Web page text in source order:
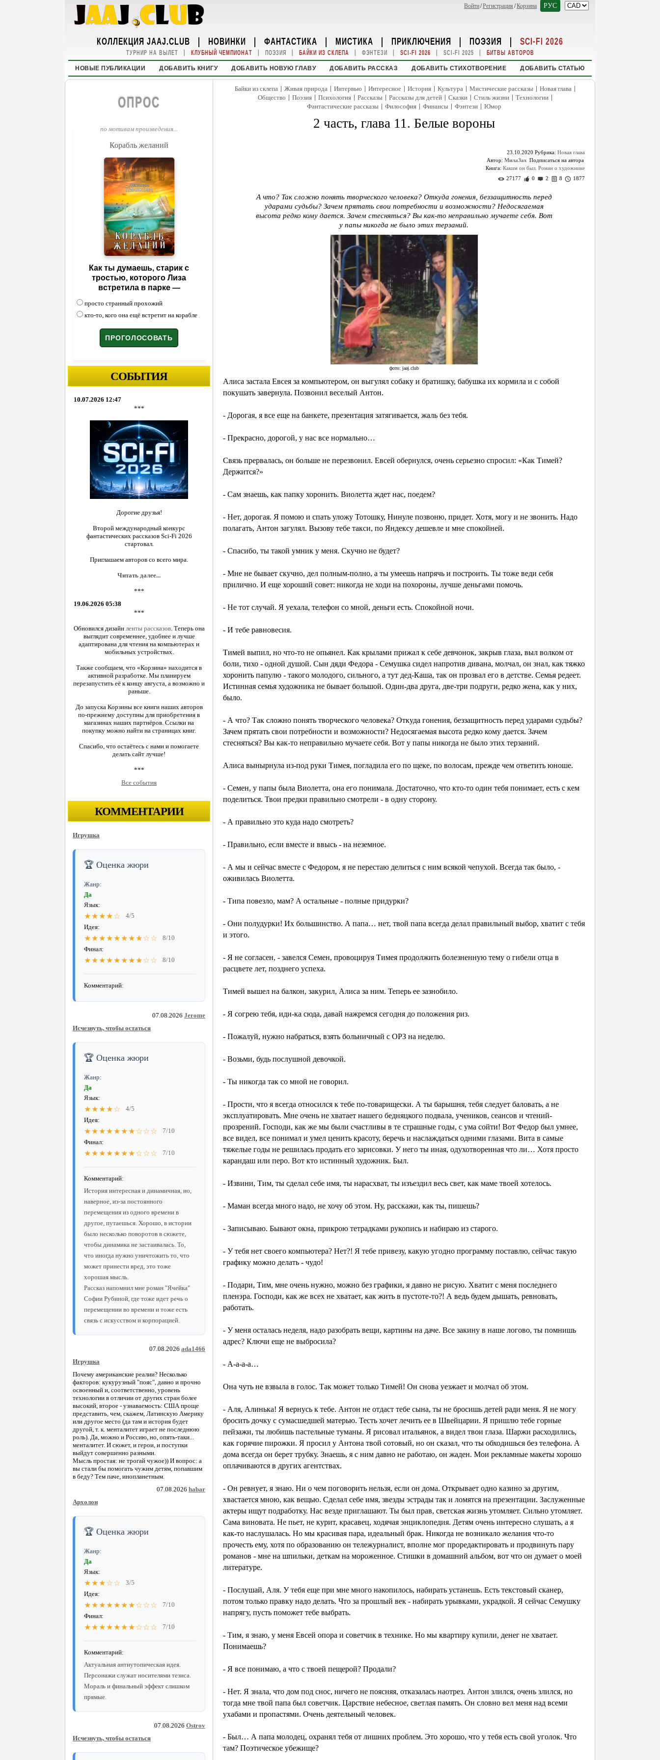
Войти/Регистрация /Корзина РУС
КОЛЛЕКЦИЯ JAAJ.CLUB | НОВИНКИ | ФАНТАСТИКА | МИСТИКА | ПРИКЛЮЧЕНИЯ | ПОЭЗИЯ | SCI-FI 2026
ТУРНИР НА ВЫЛЕТ | КЛУБНЫЙ ЧЕМПИОНАТ | ПОЭЗИЯ | БАЙКИ ИЗ СКЛЕПА | ФЭНТЕЗИ | SCI-FI 2026 | SCI-FI 2025 | БИТВЫ АВТОРОВ
НОВЫЕ ПУБЛИКАЦИИ ДОБАВИТЬ КНИГУ ДОБАВИТЬ НОВУЮ ГЛАВУ ДОБАВИТЬ РАССКАЗ ДОБАВИТЬ СТИХОТВОРЕНИЕ ДОБАВИТЬ СТАТЬЮ
ОПРОС
по мотивам произведения...
Корабль желаний
Как ты думаешь, старик с
тростью, которого Лиза
встретила в парке —
просто странный прохожий
кто-то, кого она ещё встретит на корабле
СОБЫТИЯ
10.07.2026 12:47
***
Дорогие друзья!
Второй международный конкурс
фантастических рассказов Sci-Fi 2026
стартовал.
Приглашаем авторов со всего мира.
Читать далее...
***
19.06.2026 05:38
***
Обновился дизайн ленты рассказов. Теперь она
выглядит современнее, удобнее и лучше
адаптирована для чтения на компьютерах и
мобильных устройствах.
Также сообщаем, что «Корзина» находится в
активной разработке. Мы планируем
перезапустить её к концу августа, а возможно и
раньше.
До запуска Корзины все книги наших авторов
по-прежнему доступны для приобретения в
магазинах наших партнёров. Ссылки на
покупку можно найти на страницах книг.
Спасибо, что остаётесь с нами и помогаете
делать сайт лучше!
***
Все события
КОММЕНТАРИИ
Игрушка
🏆 Оценка жюри
Жанр:
Да
Язык:
★★★★☆
4/5
Идея:
★★★★★★★★☆☆
8/10
Финал:
★★★★★★★★☆☆ 8/10
Комментарий:
07.08.2026 Jerome
Исчезнуть, чтобы остаться
🏆 Оценка жюри
Жанр:
Да
Язык:
★★★★☆
4/5
Идея:
★★★★★★★☆☆☆
7/10
Финал:
★★★★★★★☆☆☆ 7/10
Комментарий:
История интересная и динамичная, но,
наверное, из-за постоянного
перемещения из одного времени в
другое, путаешься. Хорошо, в истории
было несколько поворотов в сюжете,
чтобы динамика не застаивалась. То,
что иногда нужно уничтожить то, что
может принести вред, это тоже
хорошая мысль.
Рассказ напомнил мне роман "Ячейка"
Софии Рубиной, где тоже идет речь о
перемещении во времени и тоже есть
связь с искусством и корпорацией.
07.08.2026 ada1466
Игрушка
Почему американские реалии? Несколько
факторов: кукурузный "пояс", давно и прочно
освоенный и, соответственно, уровень
технологии в отличии от других стран более
высокий, второе - узнаваемость: США проще
представить, чем, скажем, Латинскую Америку
или другое место (да там и история будет
другой, т. к. менталитет играет не последнюю
роль). Да, можно и Россию, но, опять-таки...
менталитет. И сюжет, и герои, и поступки
выйдут совершенно разными.
Мысль простая: не трогай чужое)) И вопрос: а
вы стали бы помогать чужим детям, попавшим
в беду? Тем паче, инопланетным.
07.08.2026 habar
Архолон
🏆 Оценка жюри
Жанр:
Да
Язык:
★★★☆☆
3/5
Идея:
★★★★★★★☆☆☆
7/10
Финал:
★★★★★★★☆☆☆ 7/10
Комментарий:
Актуальная антиутопическая идея.
Персонажи служат носителями тезиса.
Мораль и финальный эффект слишком
прямые.
07.08.2026 Ostrov
Исчезнуть, чтобы остаться
Байки из склепа | Живая природа | Интервью | Интересное | История | Культура | Мистические рассказы | Новая глава |
Общество | Поэзия | Психология | Рассказы | Рассказы для детей | Сказки | Стиль жизни | Технологии |
Фантастические рассказы | Философия | Финансы | Фэнтези | Юмор
2 часть, глава 11. Белые вороны
23.10.2020 Рубрика: Новая глава
Автор: МилаЗах
Книга: Каким он был. Роман о художнике
27177
0 2 8 1877
А что? Так сложно понять творческого человека? Откуда гонения, беззащитность перед
ударами судьбы? Зачем прятать свои потребности и возможности? Недосягаемая
высота редко кому дается. Зачем стесняться? Вы как-то неправильно мучаете себя. Вот
у папы никогда не было этих терзаний.
фото: jaaj.club
Алиса застала Евсея за компьютером, он выгулял собаку и братишку, бабушка их кормила и с собой
покушать завернула. Позвонил веселый Антон.
- Дорогая, я все еще на банкете, презентация затягивается, жаль без тебя.
- Прекрасно, дорогой, у нас все нормально…
Связь прервалась, он больше не перезвонил. Евсей обернулся, очень серьезно спросил: «Как Тимей?
Держится?»
- Сам знаешь, как папку хоронить. Виолетта ждет нас, поедем?
- Нет, дорогая. Я помою и спать уложу Тотошку, Нинуле позвоню, придет. Хотя, могу и не звонить. Надо
полагать, Антон загулял. Вызову тебе такси, по Яндексу дешевле и мне спокойней.
- Спасибо, ты такой умник у меня. Скучно не будет?
- Мне не бывает скучно, дел полным-полно, а ты умеешь напрячь и построить. Ты тоже веди себя
прилично. И еще хороший совет: никогда не ходи на похороны, лучше деньгами помочь.
- Не тот случай. Я уехала, телефон со мной, деньги есть. Спокойной ночи.
- И тебе равновесия.
Тимей выпил, но что-то не опьянел. Как крылами прижал к себе девчонок, закрыв глаза, выл волком от
боли, тихо - одной душой. Сын дяди Федора - Семушка сидел напротив дивана, молчал, он знал, как тяжко
хоронить папулю - такого молодого, сильного, а тут дед-Каша, так он прозвал его в детстве. Семья редеет.
Истинная семья художника не бывает большой. Один-два друга, две-три подруги, редко жена, как у них,
было.
- А что? Так сложно понять творческого человека? Откуда гонения, беззащитность перед ударами судьбы?
Зачем прятать свои потребности и возможности? Недосягаемая высота редко кому дается. Зачем
стесняться? Вы как-то неправильно мучаете себя. Вот у папы никогда не было этих терзаний.
Алиса вынырнула из-под руки Тимея, погладила его по щеке, по волосам, прежде чем ответить юноше.
- Семен, у папы была Виолетта, она его понимала. Достаточно, что кто-то один тебя понимает, есть с кем
поделиться. Твои предки правильно смотрели - в одну сторону.
- А правильно это куда надо смотреть?
- Правильно, если вместе и ввысь - на неземное.
- А мы и сейчас вместе с Федором, я не перестаю делиться с ним всякой чепухой. Всегда так было, -
оживилась Виолетта.
- Типа повезло, мам? А остальные - полные придурки?
- Они полудурки! Их большинство. А папа… нет, твой папа всегда делал правильный выбор, хватит с тебя
и этого.
- Я не согласен, - завелся Семен, провоцируя Тимея продолжить болезненную тему о гибели отца в
расцвете лет, позднего успеха.
Тимей вышел на балкон, закурил, Алиса за ним. Теперь ее зазнобило.
- Я согрею тебя, иди-ка сюда, давай нажремся сегодня до положения риз.
- Пожалуй, нужно набраться, взять больничный с ОРЗ на неделю.
- Возьми, будь послушной девочкой.
- Ты никогда так со мной не говорил.
- Прости, что я всегда относился к тебе по-товарищески. А ты барышня, тебя следует баловать, а не
эксплуатировать. Мне очень не хватает нашего бедняцкого подвала, учеников, сеансов и чтений-
прозрений. Господи, как же мы были счастливы в те страшные годы, с ума сойти! Вот Федор был умнее,
все видел, все понимал и умел ценить красоту, беречь и наслаждаться одними глазами. Вита в самые
тяжелые годы не решилась продать его зарисовки. У него ты иная, одухотворенная что ли… Хотя просто
карандаш или перо. Вот кто истинный художник. Был.
- Извини, Тим, ты сделал себе имя, ты нарасхват, ты изъездил весь свет, как маме твоей хотелось.
- Маман всегда много надо, не хочу об этом. Ну, расскажи, как ты, пишешь?
- Записываю. Бывают окна, прикрою тетрадками рукопись и набираю из старого.
- У тебя нет своего компьютера? Нет?! Я тебе привезу, какую угодно программу поставлю, сейчас такую
графику можно делать - чудо!
- Подари, Тим, мне очень нужно, можно без графики, я давно не рисую. Хватит с меня последнего
пленэра. Господи, как же всех не хватает, как жить в пустоте-то?! А ведь будем дышать, ревновать,
работать.
- У меня осталась неделя, надо разобрать вещи, картины на даче. Все закину в наше логово, ты помнишь
адрес? Ключи еще не выбросила?
- А-а-а-а…
Она чуть не взвыла в голос. Так может только Тимей! Он снова уезжает и молчал об этом.
- Аля, Алинька! Я вернусь к тебе. Антон не отдаст тебе сына, ты не бросишь детей ради меня. Я не могу
бросить дочку с сумасшедшей матерью. Тесть хочет лечить ее в Швейцарии. Я пришлю тебе горные
пейзажи, ты любишь пастельные туманы. Я рисовал итальянок, а видел твои глаза. Шаржи расходились,
как горячие пирожки. Я просил у Антона твой сотовый, но он сказал, что ты обходишься без телефона. А
дома всегда он берет трубку. Знаешь, я с ним давно не работаю, он жаден. Мои рекламные макеты хорошо
оплачиваются в других агентствах.
- Он ревнует, я знаю. Ни о чем поговорить нельзя, если он дома. Открывает одно казино за другим,
хвастается мною, как вещью. Сделал себе имя, звезды эстрады так и ломятся на презентации. Заслуженные
актеры ищут подработку. Нас везде приглашают. Ты был прав, светская жизнь утомляет. Сильно утомляет.
Сама виновата. Не пьет, не курит, красавец, ходячая энциклопедия. Детям очень интересно слушать, а я
как-то наслушалась. Но мы красивая пара, идеальный брак. Никогда не возникало желания что-то
прочесть ему, хотя по образованию он тележурналист, вполне мог проредактировать и продвинуть пару
романов - мне на шпильки, деткам на мороженное. Стишки в домашний альбом, вот что он думает о моей
литературе.
- Послушай, Аля. У тебя еще при мне много накопилось, набирать устанешь. Есть текстовый сканер,
потом только правку надо делать. Что за прошлый век - набирать урывками, украдкой. Я сейчас Семушку
напрягу, пусть поможет тебе выбрать.
- Тим, я знаю, у меня Евсей опора и советчик в технике. Но мы квартиру купили, денег не хватает.
Понимаешь?
- Я все понимаю, а что с твоей пещерой? Продали?
- Нет. Я знала, что дом под снос, ничего не поясняя, отказалась наотрез. Антон злился, очень злился, но
тогда мне твой папа был советчик. Царствие небесное, светлая память. Он словно вел меня над всеми
ухабами и пропастями. Очень деятельный человек.
- Был… А папа молодец, охранял тебя от лишних проблем. Это хорошо, что у тебя есть свой уголок. Что
там? Поэтическое убежище?